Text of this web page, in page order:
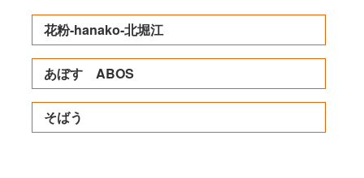
花粉-hanako-北堀江
あぼす ABOS
そばう